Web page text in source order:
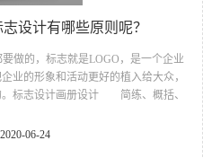
设计有哪些原则呢？
的，标志就是LOGO，是一个企业
业的形象和活动更好的植入给大众，
。标志设计画册设计 简练、概括、
品牌设计对标志设计画册设计遵循以
2020-06-24